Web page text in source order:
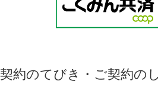
約のてびき・ご契約の